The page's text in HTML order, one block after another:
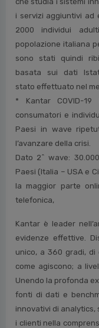
i servizi aggiuntivi ad
2000 individui
popolazione italiana
sono stati quindi
basata sui dati
stato effettuato nel
* Kantar COVID-
consumatori e
Paesi in wave
l’avanzare della crisi.
Dato 2^ wave:
Paesi (Italia – USA e
la maggior parte
telefonica,
Kantar è leader
evidenze effettive.
unico, a 360 gradi, di
come agiscono; a
Unendo la profonda
fonti di dati e
innovativi di analytics,
i clienti nella